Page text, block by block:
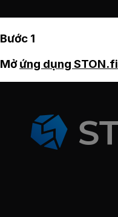
Bước 1
Mởứng dụng STON.fi